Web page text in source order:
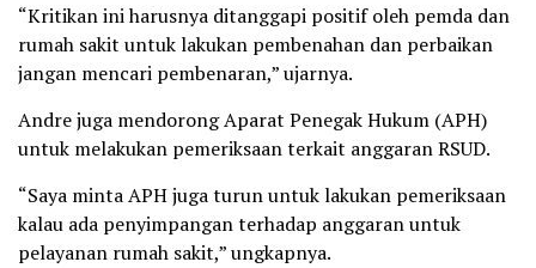
“Kritikan ini harusnya ditanggapi positif oleh pemda dan
rumah sakit untuk lakukan pembenahan dan perbaikan
jangan mencari pembenaran,” ujarnya.
Andre juga mendorong Aparat Penegak Hukum (APH)
untuk melakukan pemeriksaan terkait anggaran RSUD.
“Saya minta APH juga turun untuk lakukan pemeriksaan
kalau ada penyimpangan terhadap anggaran untuk
pelayanan rumah sakit,” ungkapnya.